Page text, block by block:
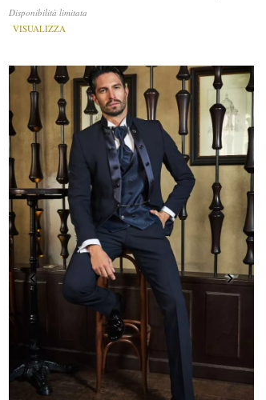
Disponibilità limitata
VISUALIZZA